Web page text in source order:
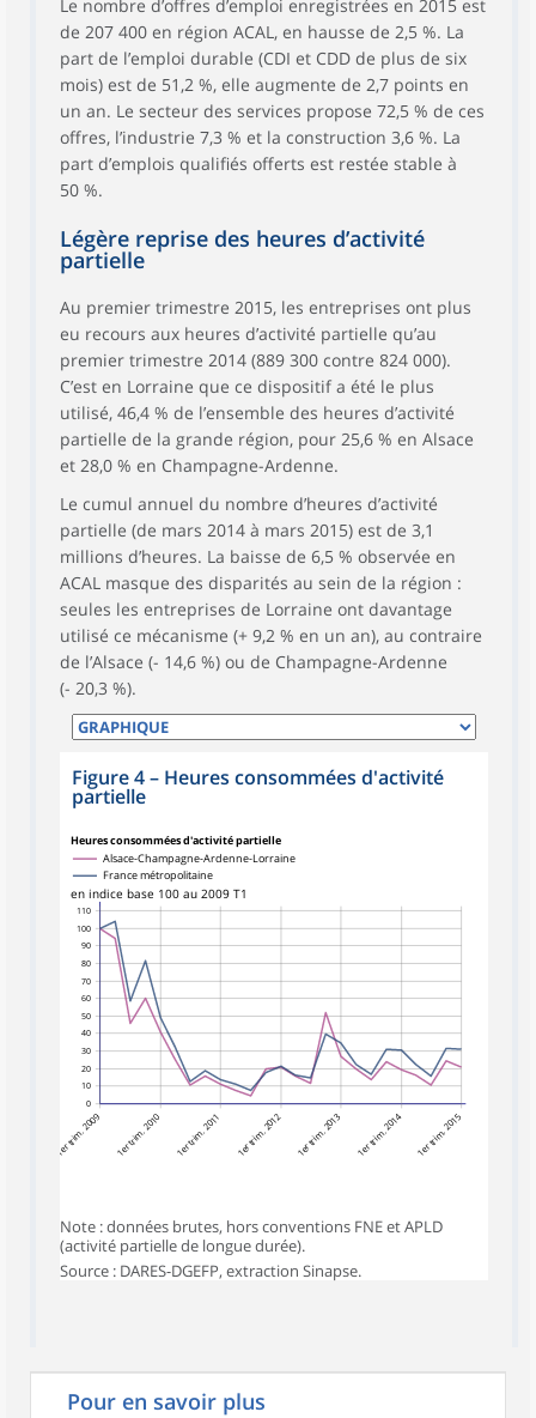
Le nombre d’offres d’emploi enregistrées en 2015 est
de 207 400 en région ACAL, en hausse de 2,5 %. La
part de l’emploi durable (CDI et CDD de plus de six
mois) est de 51,2 %, elle augmente de 2,7 points en
un an. Le secteur des services propose 72,5 % de ces
offres, l’industrie 7,3 % et la construction 3,6 %. La
part d’emplois qualifiés offerts est restée stable à
50 %.
Légère reprise des heures d’activité
partielle
Au premier trimestre 2015, les entreprises ont plus
eu recours aux heures d’activité partielle qu’au
premier trimestre 2014 (889 300 contre 824 000).
C’est en Lorraine que ce dispositif a été le plus
utilisé, 46,4 % de l’ensemble des heures d’activité
partielle de la grande région, pour 25,6 % en Alsace
et 28,0 % en Champagne-Ardenne.
Le cumul annuel du nombre d’heures d’activité
partielle (de mars 2014 à mars 2015) est de 3,1
millions d’heures. La baisse de 6,5 % observée en
ACAL masque des disparités au sein de la région :
seules les entreprises de Lorraine ont davantage
utilisé ce mécanisme (+ 9,2 % en un an), au contraire
de l’Alsace (- 14,6 %) ou de Champagne-Ardenne
(- 20,3 %).
Figure 4– Heures consommées d'activité
partielle
Heures consommées d'activité partielle
0
10
20
30
40
50
60
70
80
90
100
110
en indice base 100 au 2009 T1
1er trim. 2009 1er trim. 2010 1er trim. 2011 1er trim. 2012 1er trim. 2013 1er trim. 2014 1er trim. 2015
Alsace-Champagne-Ardenne-Lorraine
France métropolitaine
Note : données brutes, hors conventions FNE et APLD
(activité partielle de longue durée).
Source : DARES-DGEFP, extraction Sinapse.
Pour en savoir plus